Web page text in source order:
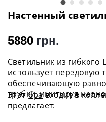
Настенный
5880 грн.
Светильник из гибкого
использует передовую
обеспечивающую
трубки, имитируя
Этотбравходит в
предлагает: